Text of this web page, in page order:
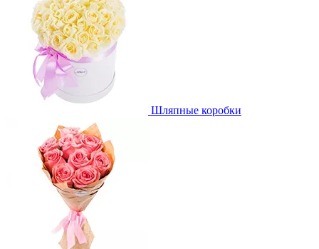
Шляпные коробки